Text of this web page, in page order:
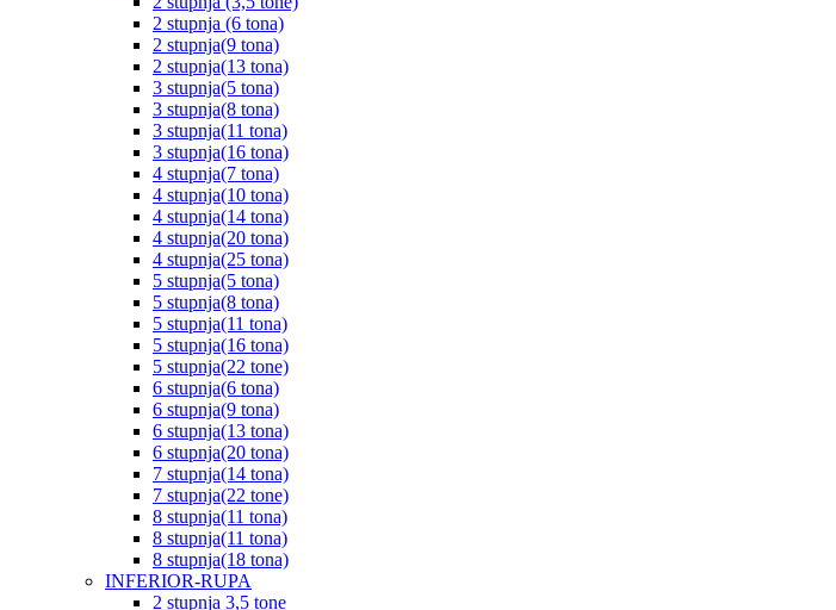
2 stupnja (6 tona)
2 stupnja(9 tona)
2 stupnja(13 tona)
3 stupnja(5 tona)
3 stupnja(8 tona)
3 stupnja(11 tona)
3 stupnja(16 tona)
4 stupnja(7 tona)
4 stupnja(10 tona)
4 stupnja(14 tona)
4 stupnja(20 tona)
4 stupnja(25 tona)
5 stupnja(5 tona)
5 stupnja(8 tona)
5 stupnja(11 tona)
5 stupnja(16 tona)
5 stupnja(22 tone)
6 stupnja(6 tona)
6 stupnja(9 tona)
6 stupnja(13 tona)
6 stupnja(20 tona)
7 stupnja(14 tona)
7 stupnja(22 tone)
8 stupnja(11 tona)
8 stupnja(11 tona)
8 stupnja(18 tona)
INFERIOR-RUPA
2 stupnja 3,5 tone